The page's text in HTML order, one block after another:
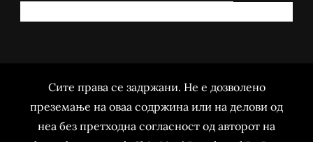
Сите права се задржани. Не е дозволено
преземање на оваа содржина или на делови од
неа без претходна согласност од авторот на